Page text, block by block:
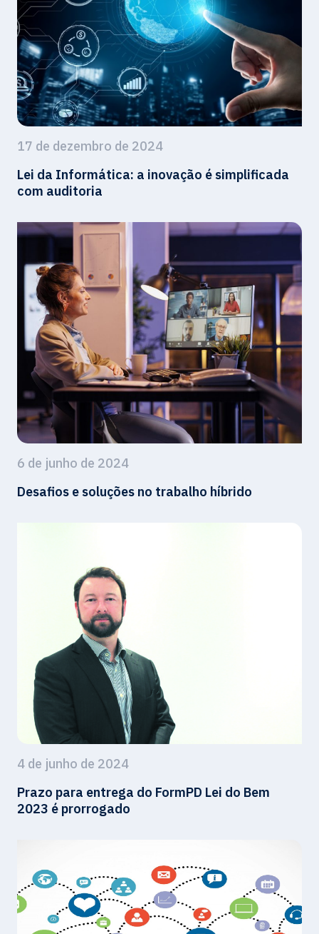
17 de dezembro de 2024
Lei da Informática: a inovação é simplificada
com auditoria
6 de junho de 2024
Desafios e soluções no trabalho híbrido
4 de junho de 2024
Prazo para entrega do FormPD Lei do Bem
2023 é prorrogado